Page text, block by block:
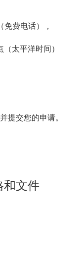
（免费电话），
太平洋时间）
提交您的申请。
和文件